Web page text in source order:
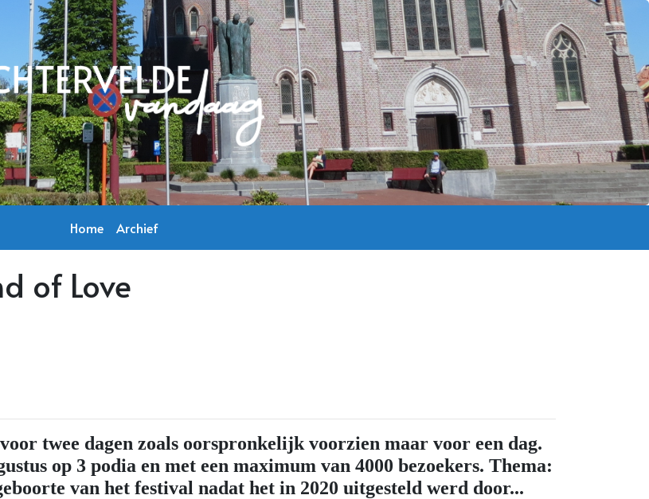
Home Archief
of Love
twee dagen zoals oorspronkelijk voorzien maar voor een dag.
op 3 podia en met een maximum van 4000 bezoekers. Thema:
van het festival nadat het in 2020 uitgesteld werd door...